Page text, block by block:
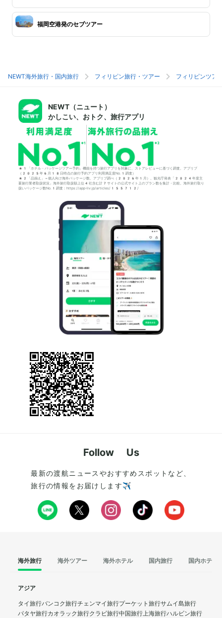
福岡空港発のセブツアー
NEWT海外旅行・国内旅行 フィリピン旅行・ツアー フィリピンツア
NEWT（ニュート）
かしこい、おトク、旅行アプリ
*1「ホテル・パッケージツアー予約」機能を持つ旅行アプリを対象に、ストアレビューに基づく調査。アプリブ
（2025年6月18日時点の旅行予約アプリ利用満足度No.1調査）
*2「品揃え」＝個人向け海外パッケージ数。アプリブ調べ（2026年1月）。観光庁発表「2024年度主
要旅行業者取扱状況」海外旅行取扱額上位4社含む計7サイトの公式サイト上のプラン数を集計・比較。海外旅行取り
扱いパッケージ数No.1調査：https://app-liv.jp/articles/155712/
Follow Us
最新の渡航ニュースやおすすめスポットなど、
旅行の情報をお届けします✈️
海外旅行 海外ツアー 海外ホテル 国内旅行 国内ホテル
アジア
タイ旅行バンコク旅行チェンマイ旅行プーケット旅行サムイ島旅行
パタヤ旅行カオラック旅行クラビ旅行中国旅行上海旅行ハルビン旅行